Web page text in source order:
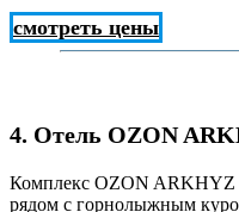
смотреть цены
4. Отель OZON
Комплекс OZON ARKHYZ
рядом с горнолыжным